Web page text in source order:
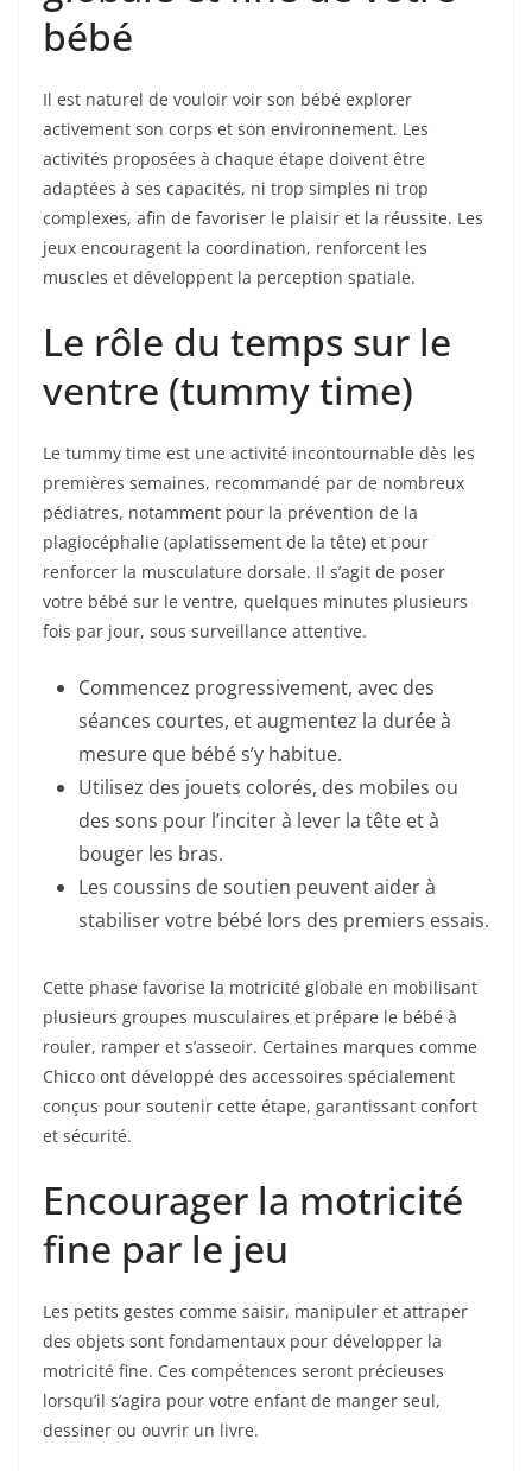
bébé
Il est naturel de vouloir voir son bébé explorer
activement son corps et son environnement. Les
activités proposées à chaque étape doivent être
adaptées à ses capacités, ni trop simples ni trop
complexes, afin de favoriser le plaisir et la réussite. Les
jeux encouragent la coordination, renforcent les
muscles et développent la perception spatiale.
Le rôle du temps sur le
ventre (tummy time)
Le tummy time est une activité incontournable dès les
premières semaines, recommandé par de nombreux
pédiatres, notamment pour la prévention de la
plagiocéphalie (aplatissement de la tête) et pour
renforcer la musculature dorsale. Il s’agit de poser
votre bébé sur le ventre, quelques minutes plusieurs
fois par jour, sous surveillance attentive.
Commencez progressivement, avec des
séances courtes, et augmentez la durée à
mesure que bébé s’y habitue.
Utilisez des jouets colorés, des mobiles ou
des sons pour l’inciter à lever la tête et à
bouger les bras.
Les coussins de soutien peuvent aider à
stabiliser votre bébé lors des premiers essais.
Cette phase favorise la motricité globale en mobilisant
plusieurs groupes musculaires et prépare le bébé à
rouler, ramper et s’asseoir. Certaines marques comme
Chicco ont développé des accessoires spécialement
conçus pour soutenir cette étape, garantissant confort
et sécurité.
Encourager la motricité
fine par le jeu
Les petits gestes comme saisir, manipuler et attraper
des objets sont fondamentaux pour développer la
motricité fine. Ces compétences seront précieuses
lorsqu’il s’agira pour votre enfant de manger seul,
dessiner ou ouvrir un livre.